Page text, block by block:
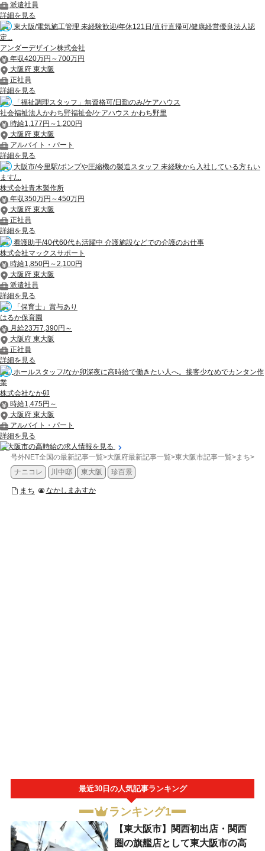
派遣社員
詳細を見る
東大阪/電気施工管理 未経験歓迎/年休121日/直行直帰可/健康経営優良法人認
定...
アンダーデザイン株式会社
年収420万円～700万円
大阪府 東大阪
正社員
詳細を見る
「福祉調理スタッフ」無資格可/日勤のみ/ケアハウス
社会福祉法人かわち野福祉会/ケアハウス かわち野里
時給1,177円～1,200円
大阪府 東大阪
アルバイト・パート
詳細を見る
大阪市/今里駅/ポンプや圧縮機の製造スタッフ 未経験から入社している方もい
ます/...
株式会社青木製作所
年収350万円～450万円
大阪府 東大阪
正社員
詳細を見る
看護助手/40代60代も活躍中 介護施設などでの介護のお仕事
株式会社マックスサポート
時給1,850円～2,100円
大阪府 東大阪
派遣社員
詳細を見る
「保育士」賞与あり
はるか保育園
月給23万7,390円～
大阪府 東大阪
正社員
詳細を見る
ホールスタッフ/なか卯深夜に高時給で働きたい人へ。接客少なめでカンタン作
業
株式会社なか卯
時給1,475円～
大阪府 東大阪
アルバイト・パート
詳細を見る
東大阪市の高時給の求人情報を見る
号外NET全国の最新記事一覧>大阪府最新記事一覧>東大阪市記事一覧>まち>【
ナニコレ
川中邸 東大阪 珍百景
まち なかしまあすか
最近30日の人気記事ランキング
ランキング1
【東大阪市】関西初出店・関西
圏の旗艦店として東大阪市の高